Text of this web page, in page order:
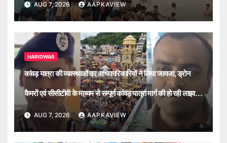
AUG 7, 2026 AAPKAVIEW
HARIDWAR
कांवड़ यात्रा की व्यवस्थाओं का अधिकारिकारियों ने लिया जायजा, ड्रोन
कैमरों एवं सीसीटीवी के माध्यम से सम्पूर्ण कांवड़ यात्रा मार्ग की हो रही लाइव
मॉनिटरिंग
AUG 7, 2026 AAPKAVIEW